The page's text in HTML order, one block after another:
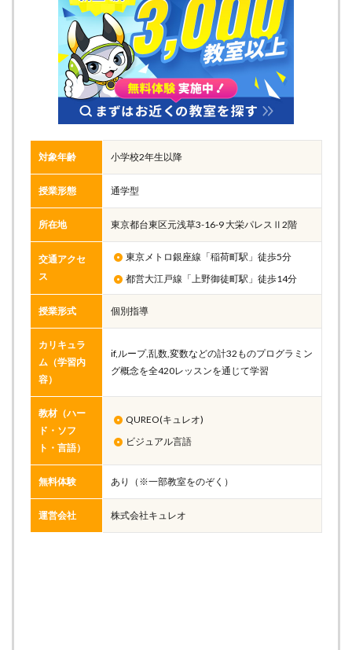
対象年齢 小学校2年生以降
授業形態 通学型
所在地 東京都台東区元浅草3-16-9 大栄パレスⅡ2階
交通アクセ
ス
東京メトロ銀座線「稲荷町駅」徒歩5分
都営大江戸線「上野御徒町駅」徒歩14分
授業形式 個別指導
カリキュラ
ム（学習内
容）
if,ループ,乱数,変数などの計32ものプログラミン
グ概念を全420レッスンを通じて学習
教材（ハー
ド・ソフ
ト・言語）
QUREO(キュレオ)
ビジュアル言語
無料体験 あり（※一部教室をのぞく）
運営会社 株式会社キュレオ